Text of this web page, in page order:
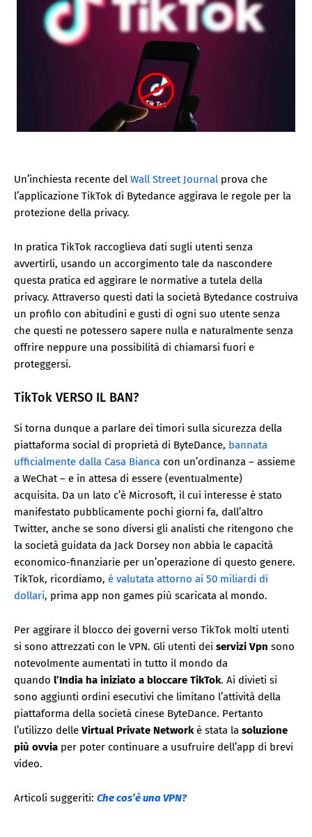
Un’inchiesta recente del Wall Street Journal prova che
l’applicazione TikTok di Bytedance aggirava le regole per la
protezione della privacy.
In pratica TikTok raccoglieva dati sugli utenti senza
avvertirli, usando un accorgimento tale da nascondere
questa pratica ed aggirare le normative a tutela della
privacy. Attraverso questi dati la società Bytedance costruiva
un profilo con abitudini e gusti di ogni suo utente senza
che questi ne potessero sapere nulla e naturalmente senza
offrire neppure una possibilità di chiamarsi fuori e
proteggersi.
TikTok VERSO IL BAN?
Si torna dunque a parlare dei timori sulla sicurezza della
piattaforma social di proprietà di ByteDance, bannata
ufficialmente dalla Casa Bianca con un’ordinanza – assieme
a WeChat – e in attesa di essere (eventualmente)
acquisita. Da un lato c’è Microsoft, il cui interesse è stato
manifestato pubblicamente pochi giorni fa, dall’altro
Twitter, anche se sono diversi gli analisti che ritengono che
la società guidata da Jack Dorsey non abbia le capacità
economico-finanziarie per un’operazione di questo genere.
TikTok, ricordiamo, è valutata attorno ai 50 miliardi di
dollari, prima app non games più scaricata al mondo.
Per aggirare il blocco dei governi verso TikTok molti utenti
si sono attrezzati con le VPN. Gli utenti dei servizi Vpn sono
notevolmente aumentati in tutto il mondo da
quando l’India ha iniziato a bloccare TikTok. Ai divieti si
sono aggiunti ordini esecutivi che limitano l’attività della
piattaforma della società cinese ByteDance. Pertanto
l’utilizzo delle Virtual Private Networkè stata la soluzione
più ovvia per poter continuare a usufruire dell’app di brevi
video.
Articoli suggeriti: Che cos’è una VPN?